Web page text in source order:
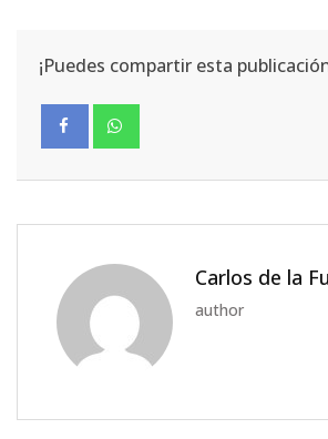
¡Puedes compartir esta
Carlos de la
author